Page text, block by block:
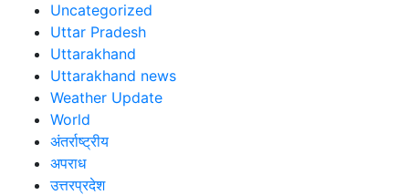
Uncategorized
Uttar Pradesh
Uttarakhand
Uttarakhand news
Weather Update
World
अंतर्राष्ट्रीय
अपराध
उत्तरप्रदेश